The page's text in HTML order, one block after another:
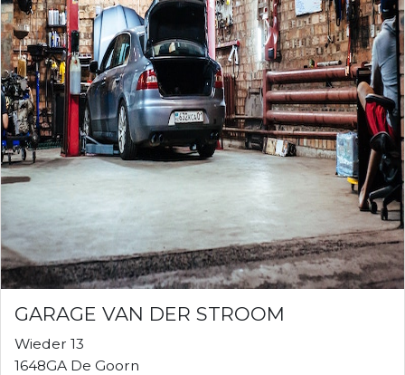
GARAGE VAN DER STROOM
Wieder 13
1648GA De Goorn